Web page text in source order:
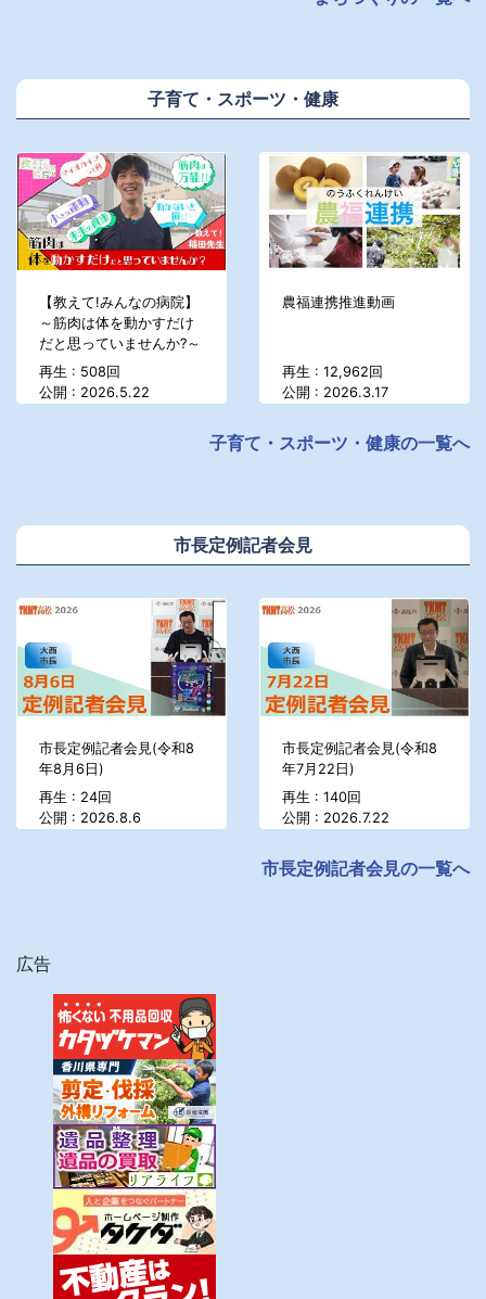
子育て・スポーツ・健康
【教えて!みんなの病院】
～筋肉は体を動かすだけ
だと思っていませんか?～
再生 : 508回
公開 : 2026.5.22
農福連携推進動画
再生 : 12,962回
公開 : 2026.3.17
子育て・スポーツ・健康の一覧へ
市長定例記者会見
市長定例記者会見(令和8
年8月6日)
再生 : 24回
公開 : 2026.8.6
市長定例記者会見(令和8
年7月22日)
再生 : 140回
公開 : 2026.7.22
市長定例記者会見の一覧へ
広告